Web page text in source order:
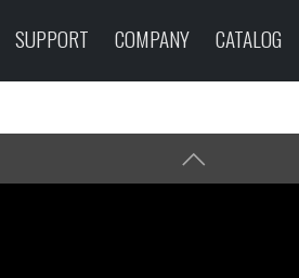
SUPPORT COMPANY CATALOG